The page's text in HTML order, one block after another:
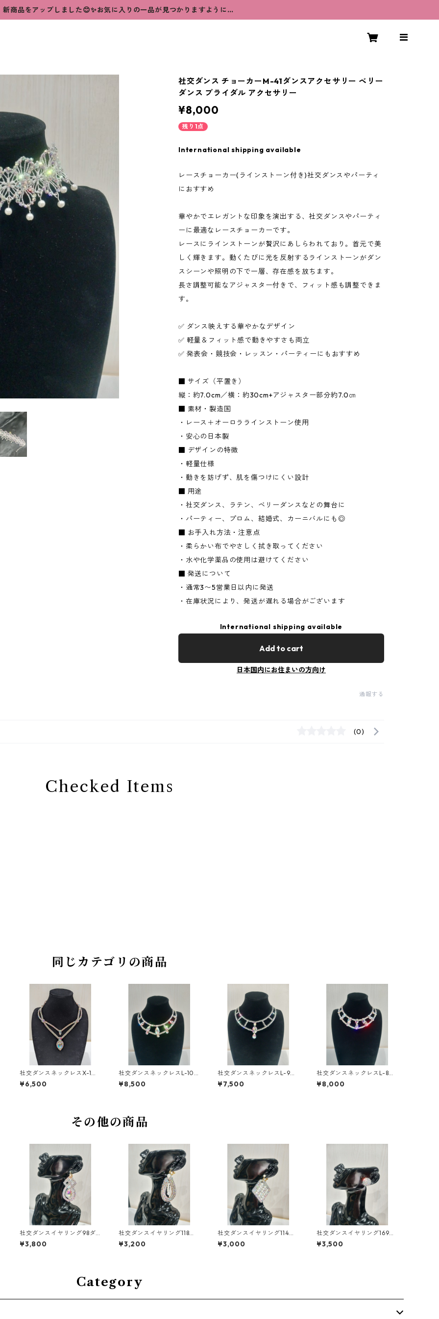
新商品をアップしました😊✨お気に入りの一品が見つかりますように…
社交ダンス チョーカーM-41ダンスアクセサリー ベリー
ダンス ブライダル アクセサリー
¥8,000
残り1点
International shipping available
レースチョーカー(ラインストーン付き)社交ダンスやパーティ
におすすめ
華やかでエレガントな印象を演出する、社交ダンスやパーティ
ーに最適なレースチョーカーです。
レースにラインストーンが贅沢にあしらわれており。首元で美
しく輝きます。動くたびに光を反射するラインストーンがダン
スシーンや照明の下で一層、存在感を放ちます。
長さ調整可能なアジャスター付きで、フィット感も調整できま
す。
✅ ダンス映えする華やかなデザイン
✅ 軽量＆フィット感で動きやすさも両立
✅ 発表会・競技会・レッスン・パーティーにもおすすめ
■ サイズ（平置き）
縦：約7.0cm／横：約30cm+アジャスター部分約7.0㎝
■ 素材・製造国
・レース＋オーロララインストーン使用
・安心の日本製
■ デザインの特徴
・軽量仕様
・動きを妨げず、肌を傷つけにくい設計
■ 用途
・社交ダンス、ラテン、ベリーダンスなどの舞台に
・パーティー、プロム、結婚式、カーニバルにも◎
■ お手入れ方法・注意点
・柔らかい布でやさしく拭き取ってください
・水や化学薬品の使用は避けてください
■ 発送について
・通常3〜5営業日以内に発送
・在庫状況により、発送が遅れる場合がございます
International shipping available
Add to cart
日本国内にお住まいの方向け
通報する
(0)
Checked Items
同じカテゴリの商品
社交ダンスネックレスX-1ダ
ンスアクセサリーベリーダ
ンスブライダルアクセサリ
¥6,500
社交ダンスネックレスL-10
ダンスアクセサリーベリー
ダンスブライダルアクセサ
¥8,500
社交ダンスネックレスL-9ダ
ンスアクセサリーベリーダ
ンスブライダルアクセサリ
¥7,500
社交ダンスネックレスL-8ダ
ンスアクセサリーベリーダ
ンスブライダルアクセサリ
¥8,000
その他の商品
社交ダンスイヤリング98ダ
ンスアクセサリーベリーダ
ンスブライダルアクセサリ
¥3,800
社交ダンスイヤリング118ダ
ンスアクセサリーベリーダ
ンスブライダルアクセサリ
¥3,200
社交ダンスイヤリング114ダ
ンスアクセサリーベリーダ
ンスブライダルアクセサリ
¥3,000
社交ダンスイヤリング169ダ
ンスアクセサリーベリーダ
ンスブライダルアクセサリ
¥3,500
Category